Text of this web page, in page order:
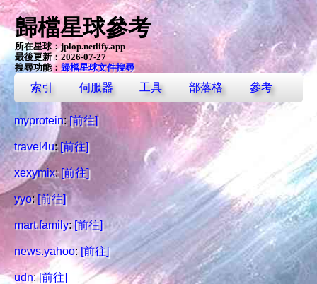
歸檔星球參考
所在星球：jplop.netlify.app
最後更新：2026-07-27
搜尋功能：歸檔星球文件搜尋
索引 伺服器 工具 部落格 參考
myprotein: [前往]
travel4u: [前往]
xexymix: [前往]
yyo: [前往]
mart.family: [前往]
news.yahoo: [前往]
udn:[前往]